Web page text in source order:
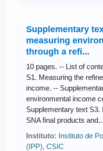
Supplementary
measuring
through a refi...
10 pages. -- List of
S1. Measuring the
income. --
environmental income
Supplementary text
SNA final products and...
Instituto: Instituto de
(IPP), CSIC